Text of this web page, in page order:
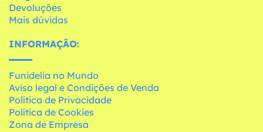
Devoluções
Mais dúvidas
INFORMAÇÃO:
Funidelia no Mundo
Aviso legal e Condições de Venda
Política de Privacidade
Política de Cookies
Zona de Empresa